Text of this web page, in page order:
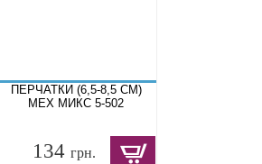
ПЕРЧАТКИ (6,5-8,5 СМ)
МЕХ МИКС 5-502
134 грн.